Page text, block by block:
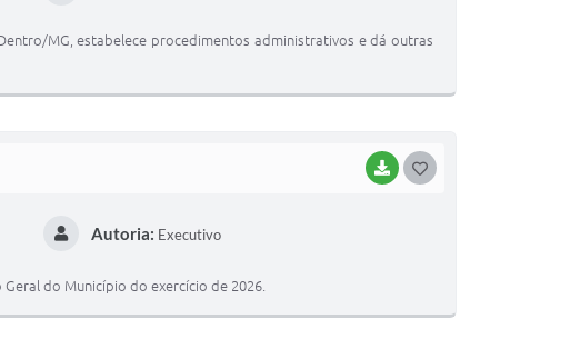
I
MG, estabelece procedimentos administrativos e dá outras
BAIXAR
Autoria: Executivo
do Município do exercício de 2026.